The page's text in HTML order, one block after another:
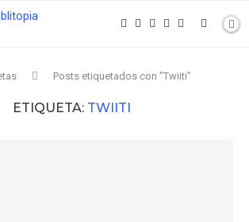
Posts etiquetados con "Twiiti"
ETIQUETA: TWIITI